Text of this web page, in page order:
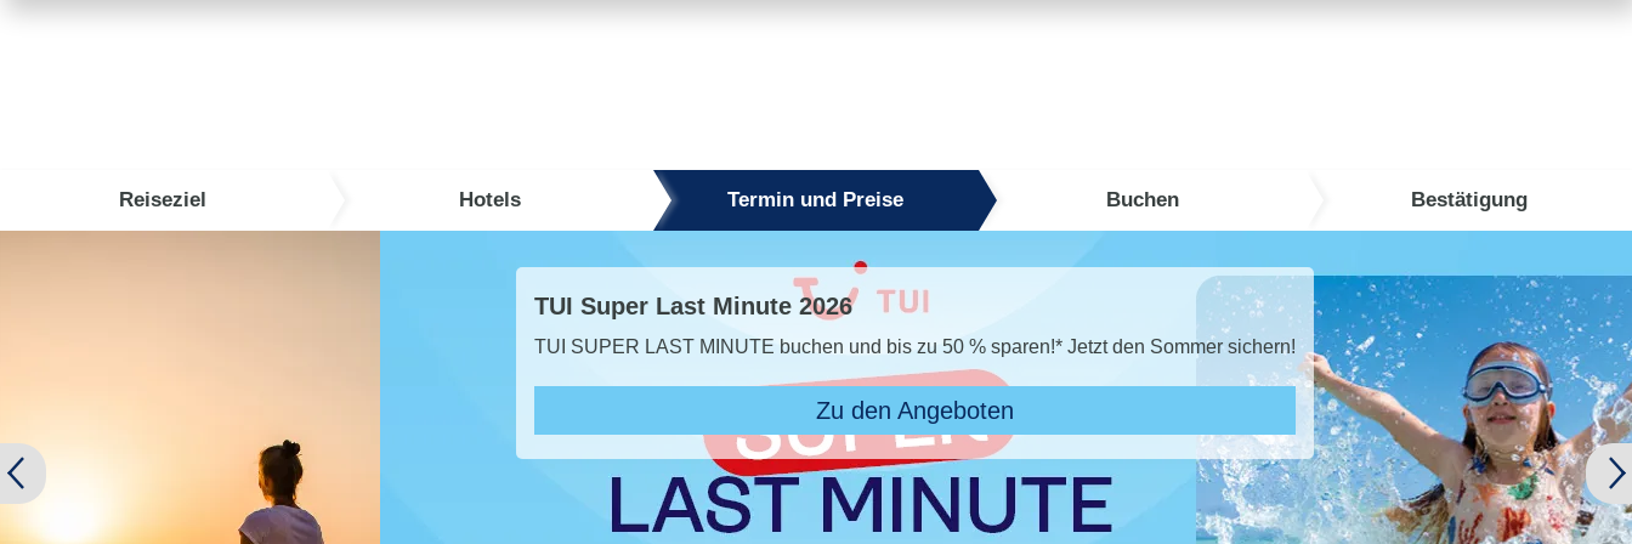
Reiseziel Hotels Termin und Preise Buchen Bestätigung
TUI SUPER LAST MINUTE buchen und bis zu 50 % sparen!* Jetzt den Sommer sichern!